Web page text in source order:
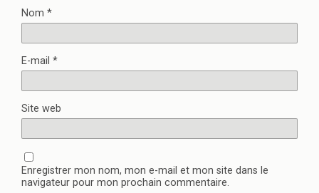
Nom *
E-mail *
Site web
Enregistrer mon nom, mon e-mail et mon site dans le
navigateur pour mon prochain commentaire.